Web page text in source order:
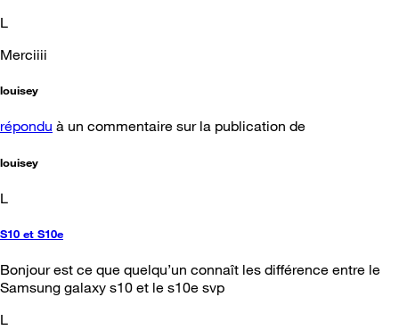
L
Merciiii
louisey
répondu à un commentaire sur la publication de
louisey
L
S10 et S10e
Bonjour est ce que quelqu’un connaît les différence entre le
Samsung galaxy s10 et le s10e svp
L